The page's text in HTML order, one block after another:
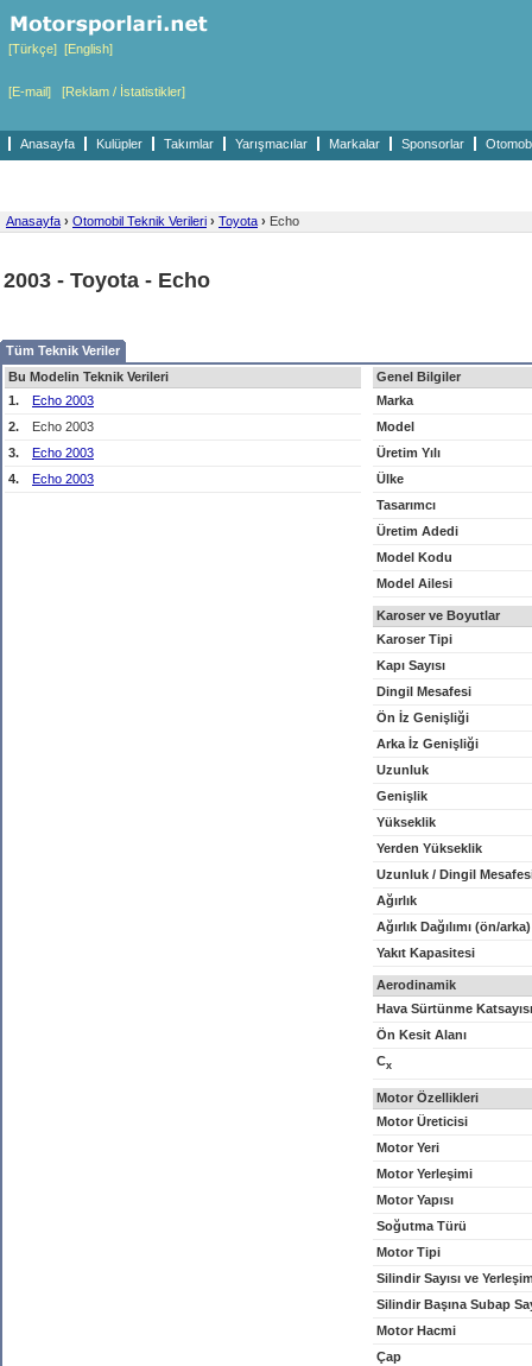
[Türkçe] [English]
[E-mail] [Reklam / İstatistikler]
Anasayfa Kulüpler Takımlar Yarışmacılar Markalar Sponsorlar
Anasayfa › Otomobil Teknik Verileri › Toyota › Echo
2003 - Toyota - Echo
Tüm Teknik Veriler
Bu Modelin Teknik Verileri
1.
Echo 2003
2.
Echo 2003
3.
Echo 2003
4.
Echo 2003
Genel Bilgiler
Marka
Model
Üretim Yılı
Ülke
Tasarımcı
Üretim Adedi
Model Kodu
Model Ailesi
Karoser ve Boyutlar
Karoser Tipi
Kapı Sayısı
Dingil Mesafesi
Ön İz Genişliği
Arka İz Genişliği
Uzunluk
Genişlik
Yükseklik
Yerden Yükseklik
Uzunluk / Dingil
Ağırlık
Ağırlık Dağılımı (ön/arka)
Yakıt Kapasitesi
Aerodinamik
Hava Sürtünme Katsayısı
Ön Kesit Alanı
Cx
Motor Özellikleri
Motor Üreticisi
Motor Yeri
Motor Yerleşimi
Motor Yapısı
Soğutma Türü
Motor Tipi
Silindir Sayısı ve
Silindir Başına Subap
Motor Hacmi
Çap